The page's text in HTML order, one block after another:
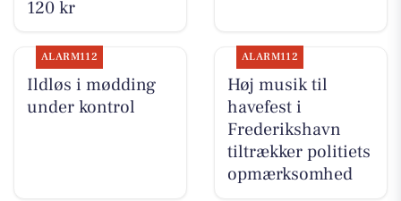
120 kr
ALARM112
Ildløs i mødding
under kontrol
ALARM112
Høj musik til
havefest i
Frederikshavn
tiltrækker politiets
opmærksomhed